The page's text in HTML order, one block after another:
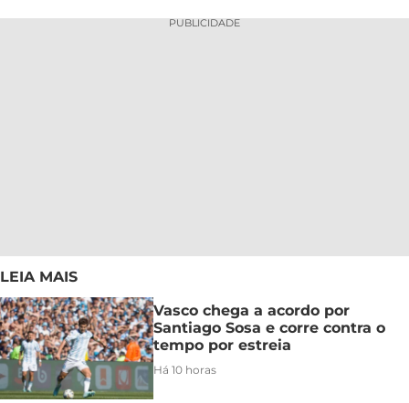
PUBLICIDADE
LEIA MAIS
Vasco chega a acordo por
Santiago Sosa e corre contra o
tempo por estreia
Há 10 horas